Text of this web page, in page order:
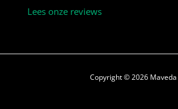
Lees onze reviews
Copyright © 2026 Maveda